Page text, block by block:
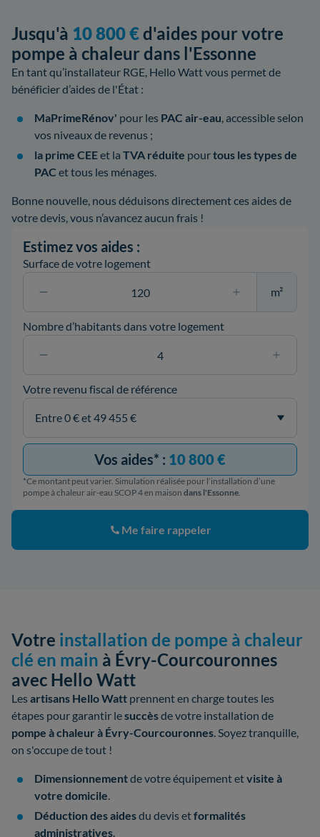
Jusqu'à 10 800 €d'aides pour votre
pompe à chaleur dans l'Essonne
En tant qu’installateur RGE, Hello Watt vous permet de
bénéficier d’aides de l'État :
MaPrimeRénov' pour les PAC air-eau, accessible selon
vos niveaux de revenus ;
la prime CEEet la TVA réduite pourtous les types de
PAC et tous les ménages.
Bonne nouvelle, nous déduisons directement ces aides de
votre devis, vous n’avancez aucun frais !
Estimez vos aides :
Surface de votre logement
m²
Nombre d’habitants dans votre logement
Votre revenu fiscal de référence
Vos aides* : 10 800 €
*Ce montant peut varier. Simulation réalisée pour l’installation d’une
pompe à chaleur air-eau SCOP 4 en maison dans l'Essonne.
Me faire rappeler
Votre installation de pompe à chaleur
clé en main à Évry-Courcouronnes
avec Hello Watt
Lesartisans Hello Watt prennent en charge toutes les
étapes pour garantir lesuccèsde votre installation de
pompe à chaleur à Évry-Courcouronnes. Soyez tranquille,
on s'occupe de tout !
Dimensionnementde votre équipement etvisite à
votre domicile.
Déduction des aidesdu devis etformalités
administratives.